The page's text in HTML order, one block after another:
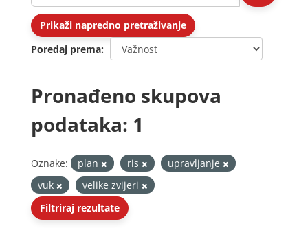
Prikaži napredno pretraživanje
Poredaj prema
Pronađeno skupova
podataka: 1
Oznake: plan ris
upravljanje
vuk
velike zvijeri
Filtriraj rezultate